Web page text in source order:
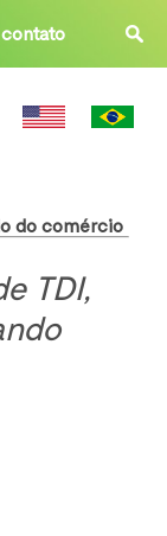
contato
do comércio
TDI,